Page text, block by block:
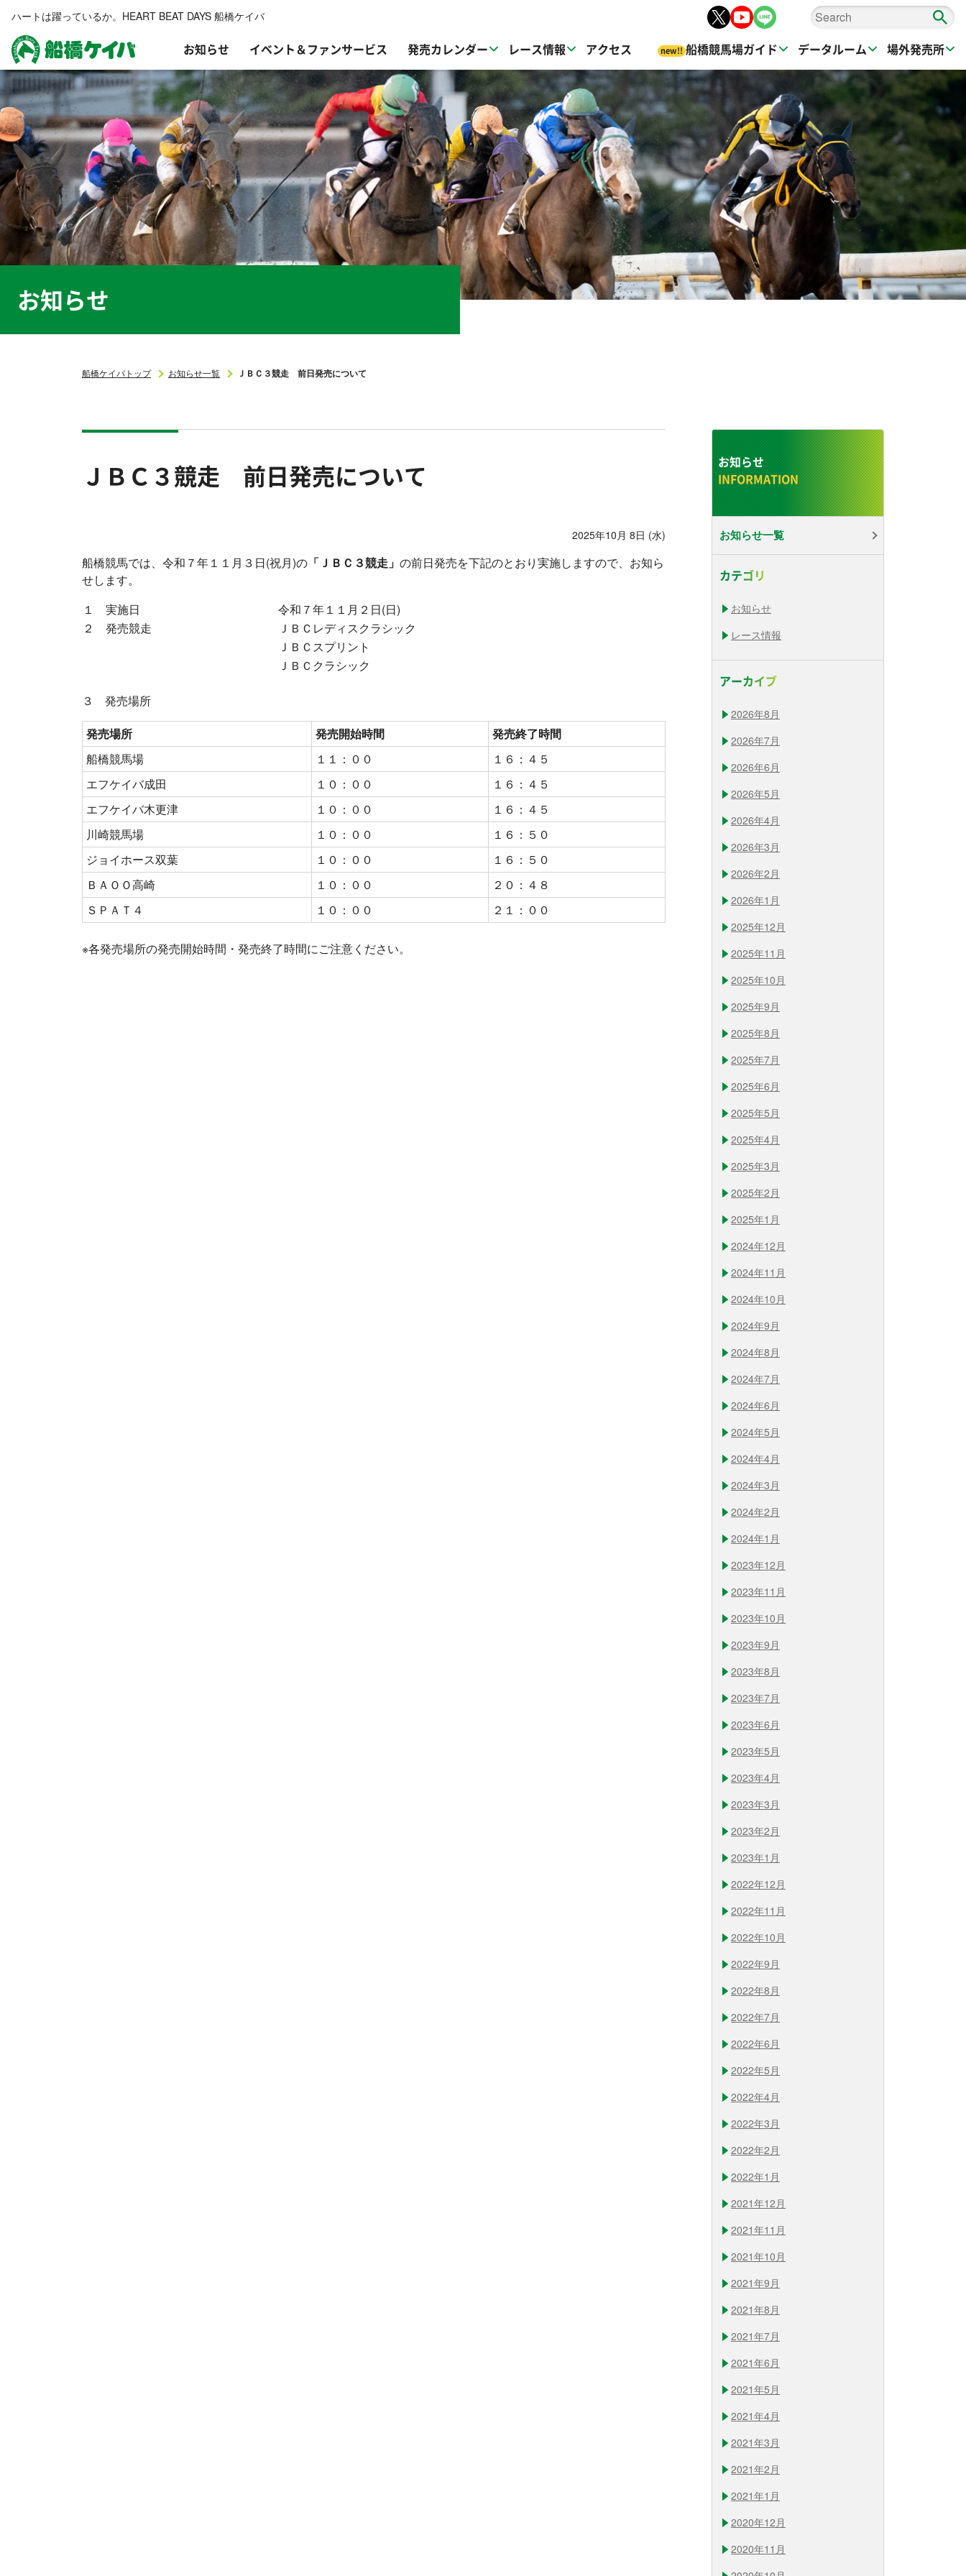
船橋ケイバ
お知らせ イベント＆ファンサービス 発売カレンダー レース情報 アクセス new!! 船橋競馬場ガイド データルーム 場外発売所
ハートは躍っているか。HEART BEAT DAYS 船橋ケイバ
お知らせ
船橋ケイバトップ お知らせ一覧 ＪＢＣ３競走 前日発売について
ＪＢＣ３競走 前日発売について
2025年10月 8日 (水)
船橋競馬では、令和７年１１月３日(祝月)の 「ＪＢＣ３競走」 の前日発売を下記のとおり実施しますので、お知ら
せします。
１ 実施日
令和７年１１月２日(日)
２ 発売競走
ＪＢＣレディスクラシック
ＪＢＣスプリント
ＪＢＣクラシック
３ 発売場所
発売場所
発売開始時間
発売終了時間
船橋競馬場
１１：００
１６：４５
エフケイバ成田
１０：００
１６：４５
エフケイバ木更津
１０：００
１６：４５
川崎競馬場
１０：００
１６：５０
ジョイホース双葉
１０：００
１６：５０
ＢＡＯＯ高崎
１０：００
２０：４８
ＳＰＡＴ４
１０：００ ２１：００
※各発売場所の発売開始時間・発売終了時間にご注意ください。
お知らせ
お知らせ一覧
カテゴリ
お知らせ
レース情報
アーカイブ
2026年8月
2026年7月
2026年6月
2026年5月
2026年4月
2026年3月
2026年2月
2026年1月
2025年12月
2025年11月
2025年10月
2025年9月
2025年8月
2025年7月
2025年6月
2025年5月
2025年4月
2025年3月
2025年2月
2025年1月
2024年12月
2024年11月
2024年10月
2024年9月
2024年8月
2024年7月
2024年6月
2024年5月
2024年4月
2024年3月
2024年2月
2024年1月
2023年12月
2023年11月
2023年10月
2023年9月
2023年8月
2023年7月
2023年6月
2023年5月
2023年4月
2023年3月
2023年2月
2023年1月
2022年12月
2022年11月
2022年10月
2022年9月
2022年8月
2022年7月
2022年6月
2022年5月
2022年4月
2022年3月
2022年2月
2022年1月
2021年12月
2021年11月
2021年10月
2021年9月
2021年8月
2021年7月
2021年6月
2021年5月
2021年4月
2021年3月
2021年2月
2021年1月
2020年12月
2020年11月